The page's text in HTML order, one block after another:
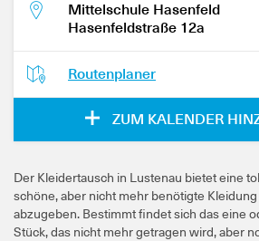
Mittelschule Hasenfeld
Hasenfeldstraße 12a
Routenplaner
ZUM KALENDER
Der Kleidertausch in Lustenau bietet eine
schöne, aber nicht mehr benötigte
abzugeben. Bestimmt findet sich das eine
Stück, das nicht mehr getragen wird, aber